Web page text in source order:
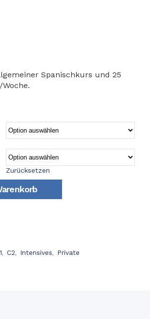
Spanischkurs und 25
Zurücksetzen
, C2, Intensives, Private